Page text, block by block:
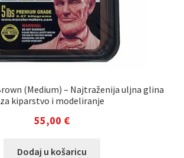
(Medium) – Najtraženija uljna glina
za kiparstvo i modeliranje
55,00 €
Dodaj u košaricu